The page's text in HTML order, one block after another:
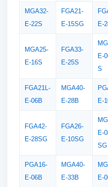
MGA32-
E-22S
FGA21-
E-15SG
E-
MGA25-
E-16S
FGA33-
E-25S
E-
S
FGA21L-
E-06B
MGA40-
E-28B
E-
FGA42-
E-28SG
FGA26-
E-10SG
E-
SG
PGA16-
E-06B
MGA40-
E-33B
E-